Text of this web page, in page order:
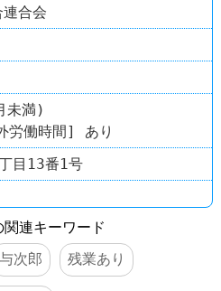
合会
未満)
働時間] あり
目13番1号
関連キーワード
与次郎 残業あり